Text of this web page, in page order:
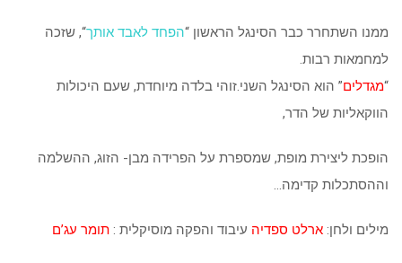
ממנו השתחרר כבר הסינגל הראשון “הפחד לאבד אותך“, שזכה
למחמאות רבות.
“מגדלים” הוא הסינגל השני.זוהי בלדה מיוחדת, שעם היכולות
הווקאליות של הדר,
הופכת ליצירת מופת, שמספרת על הפרידה מבן- הזוג, ההשלמה
וההסתכלות קדימה…
מילים ולחן: ארלט ספדיה עיבוד והפקה מוסיקלית : תומר עג’ם